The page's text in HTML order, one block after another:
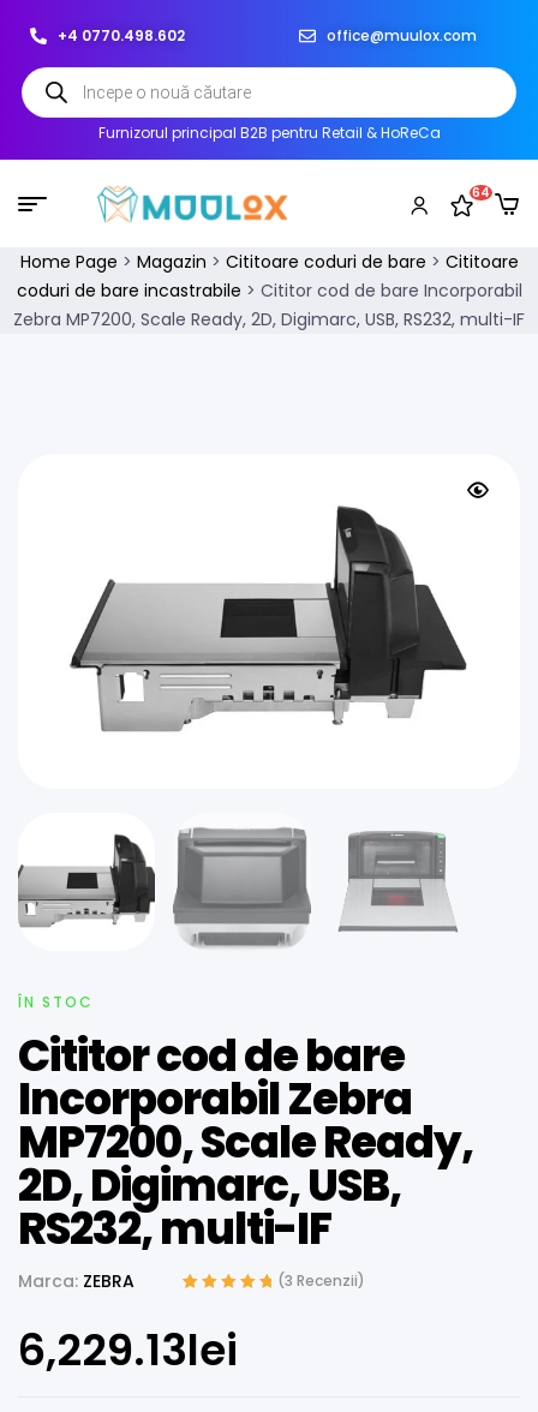
+4 0770.498.602 office@muulox.com
Furnizorul principal B2B pentru Retail & HoReCa
64
Home Page > Magazin > Cititoare coduri de bare > Cititoare
coduri de bare incastrabile > Cititor cod de bare Incorporabil
Zebra MP7200, Scale Ready, 2D, Digimarc, USB, RS232, multi-IF
ÎN STOC
Cititor cod de bare
Incorporabil Zebra
MP7200, Scale Ready,
2D, Digimarc, USB,
RS232, multi-IF
Marca: ZEBRA
evaluări de la
(3 Recenzii)
6,229.13lei